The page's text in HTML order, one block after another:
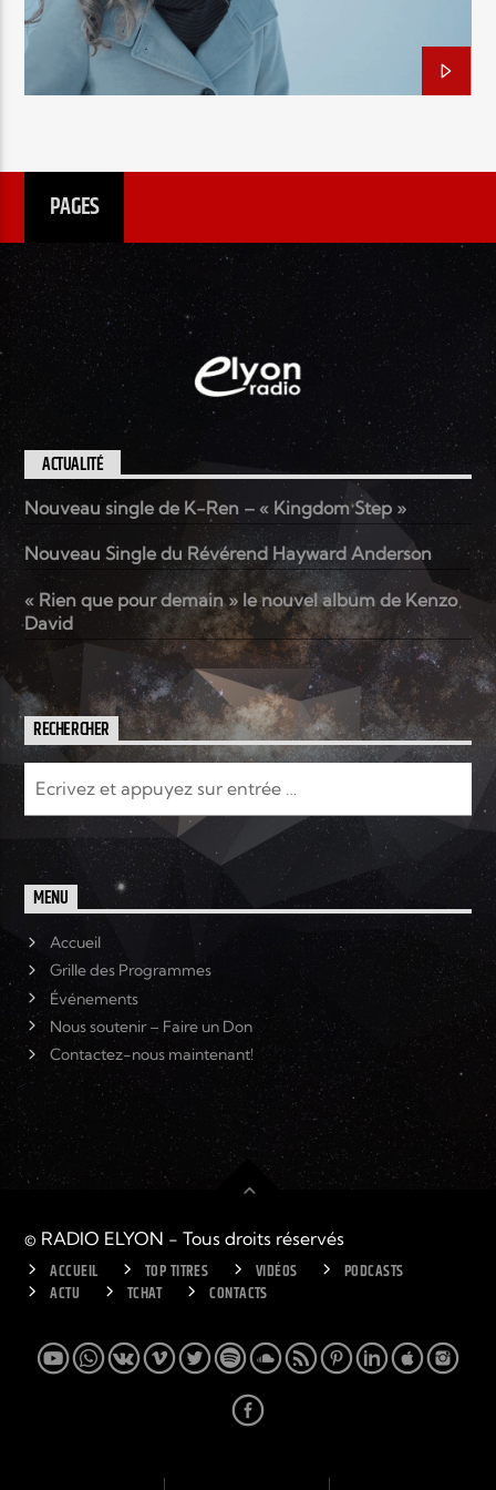
TITRE
ARTISTE
Radio Elyon
Elyon Rhema
Elyon Live
Elyon Kids
KARINE MELOCHE MATT NANTEL
MÉLODIE DESPRÉS MICHELLE PICARD
STÉPHANIE NANTEL
PAGES
ACTUALITÉ
Nouveau single de K-Ren – « Kingdom Step »
Nouveau Single du Révérend Hayward Anderson
« Rien que pour demain » le nouvel album de Kenzo
David
RECHERCHER
MENU
Accueil
Grille des Programmes
Événements
Nous soutenir – Faire un Don
Contactez-nous maintenant!
© RADIO ELYON - Tous droits réservés
ACCUEIL TOP TITRES VIDÉOS
PODCASTS
ACTU
TCHAT CONTACTS